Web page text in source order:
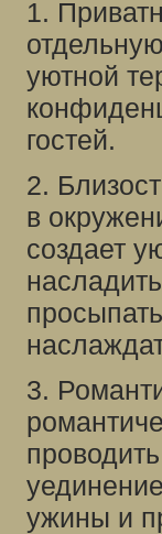
1.
уютной
гостей.
2.
в
создает
3.
ужины и